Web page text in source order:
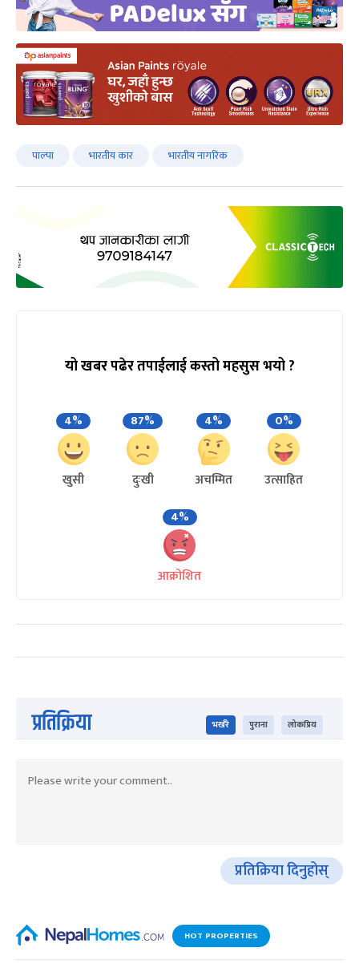
पाल्पा भारतीय कार भारतीय नागरिक
यो खबर पढेर तपाईलाई कस्तो महसुस भयो ?
4%
खुसी
87%
दुःखी
4%
अचम्मित
0%
उत्साहित
4%
आक्रोशित
प्रतिक्रिया भर्खरै पुराना लोकप्रिय
प्रतिक्रिया दिनुहोस्
HOT PROPERTIES